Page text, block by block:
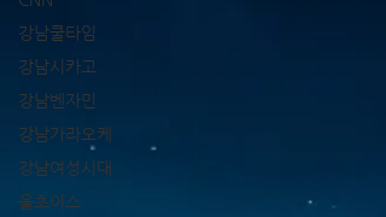
강남쿨타임
강남시카고
강남벤자민
강남가라오케
강남여성시대
올초이스